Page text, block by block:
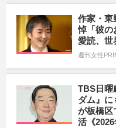
作家・東
悼「彼の
愛読、世
週刊女性
TBS日曜
ダム』に
が板橋区
活《2026